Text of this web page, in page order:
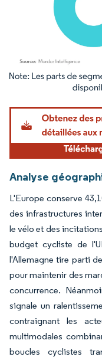
Image © Mordor
Analyse
L'Europe conserve
des infrastructures
le vélo et des
budget cycliste de
l'Allemagne tire parti
pour maintenir des
concurrence.
signale un
contraignant les
multimodales
boucles cyclistes